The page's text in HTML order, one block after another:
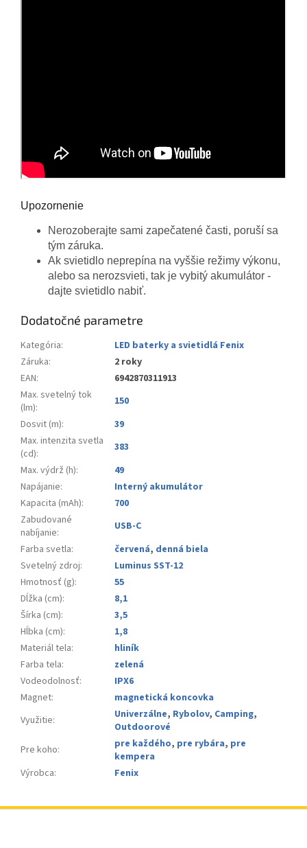
Upozornenie
Nerozoberajte sami zapečatené časti, poruší sa
tým záruka.
Ak svietidlo neprepína na vyššie režimy výkonu,
alebo sa nerozsvieti, tak je vybitý akumulátor -
dajte svietidlo nabiť.
Dodatočné parametre
Kategória:
LED baterky a svietidlá Fenix
Záruka:
2 roky
EAN:
6942870311913
Max. svetelný tok
(lm):
150
Dosvit (m):
39
Max. intenzita svetla
(cd):
383
Max. výdrž (h):
49
Napájanie:
Interný akumulátor
Kapacita (mAh):
700
Zabudované
nabíjanie:
USB-C
Farba svetla: červená, denná biela
Svetelný zdroj:
Luminus SST-12
Hmotnosť (g):
55
Dĺžka (cm):
8,1
Šírka (cm):
3,5
Hĺbka (cm):
1,8
Materiál tela:
hliník
Farba tela:
zelená
Vodeodolnosť:
IPX6
Magnet:
magnetická koncovka
Využitie: Univerzálne, Rybolov, Camping,
Outdoorové
Pre koho: pre každého, pre rybára, pre
kempera
Výrobca: Fenix